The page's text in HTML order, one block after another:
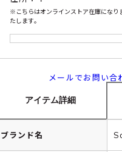
※こちらはオンラインストア在庫になり
たします｡
メールでお問い合
アイテム詳細
ブランド名